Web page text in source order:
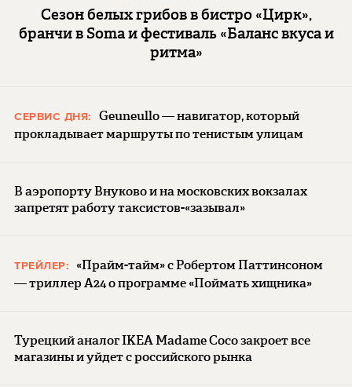
Сезон белых грибов в бистро «Цирк»,
бранчи в Soma и фестиваль «Баланс вкуса и
ритма»
СЕРВИС ДНЯ:
Geuneullo — навигатор, который
прокладывает маршруты по тенистым улицам
В аэропорту Внуково и на московских вокзалах
запретят работу таксистов-«зазывал»
ТРЕЙЛЕР:
«Прайм-тайм» с Робертом Паттинсоном
— триллер A24 о программе «Поймать хищника»
Турецкий аналог IKEA Madame Coco закроет все
магазины и уйдет с российского рынка